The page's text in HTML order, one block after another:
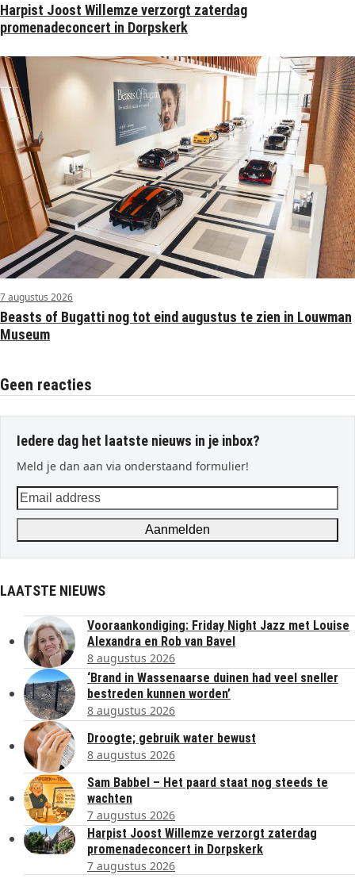
Harpist Joost Willemze verzorgt zaterdag
promenadeconcert in Dorpskerk
7 augustus 2026
Beasts of Bugatti nog tot eind augustus te zien in Louwman
Museum
Geen reacties
Iedere dag het laatste nieuws in je inbox?
Meld je dan aan via onderstaand formulier!
Email
address
Aanmelden
LAATSTE NIEUWS
Vooraankondiging: Friday Night Jazz met Louise
Alexandra en Rob van Bavel
8 augustus 2026
‘Brand in Wassenaarse duinen had veel sneller
bestreden kunnen worden’
8 augustus 2026
Droogte; gebruik water bewust
8 augustus 2026
Sam Babbel – Het paard staat nog steeds te
wachten
7 augustus 2026
Harpist Joost Willemze verzorgt zaterdag
promenadeconcert in Dorpskerk
7 augustus 2026